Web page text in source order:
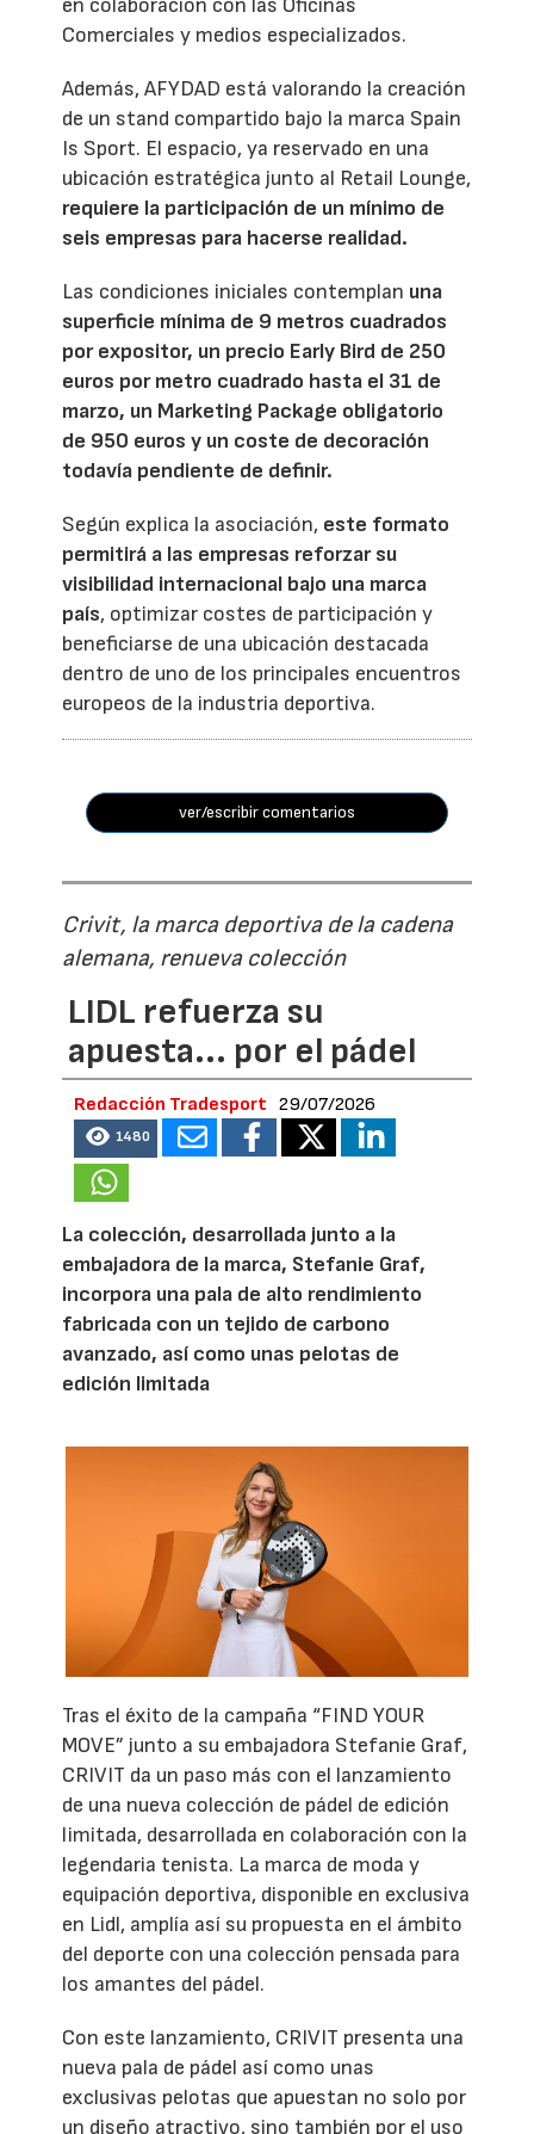
Comerciales y medios especializados.
Además, AFYDAD está valorando la creación
de un stand compartido bajo la marca Spain
Is Sport. El espacio, ya reservado en una
ubicación estratégica junto al Retail Lounge,
requiere la participación de un mínimo de
seis empresas para hacerse realidad.
Las condiciones iniciales contemplan una
superficie mínima de 9 metros cuadrados
por expositor, un precio Early Bird de 250
euros por metro cuadrado hasta el 31 de
marzo, un Marketing Package obligatorio
de 950 euros y un coste de decoración
todavía pendiente de definir.
Según explica la asociación, este formato
permitirá a las empresas reforzar su
visibilidad internacional bajo una marca
país, optimizar costes de participación y
beneficiarse de una ubicación destacada
dentro de uno de los principales encuentros
europeos de la industria deportiva.
ver/escribir comentarios
Crivit, la marca deportiva de la cadena
alemana, renueva colección
LIDL refuerza su
apuesta... por el pádel
Redacción Tradesport 29/07/2026
1480
La colección, desarrollada junto a la
embajadora de la marca, Stefanie Graf,
incorpora una pala de alto rendimiento
fabricada con un tejido de carbono
avanzado, así como unas pelotas de
edición limitada
Tras el éxito de la campaña “FIND YOUR
MOVE” junto a su embajadora Stefanie Graf,
CRIVIT da un paso más con el lanzamiento
de una nueva colección de pádel de edición
limitada, desarrollada en colaboración con la
legendaria tenista. La marca de moda y
equipación deportiva, disponible en exclusiva
en Lidl, amplía así su propuesta en el ámbito
del deporte con una colección pensada para
los amantes del pádel.
Con este lanzamiento, CRIVIT presenta una
nueva pala de pádel así como unas
exclusivas pelotas que apuestan no solo por
un diseño atractivo, sino también por el uso